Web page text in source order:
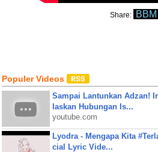
Share: BBM
Populer Videos
Sampai Lantunkan Adzan!
laskan Hubungan Is...
youtube.com
Lyodra - Mengapa Kita
cial Lyric Vide...